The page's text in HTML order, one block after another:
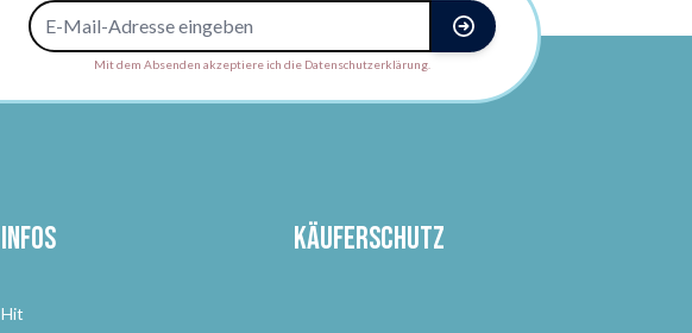
E-Mail-Adresse
Mit dem Absenden akzeptiere ich die Datenschutzerklärung.
Infos
Hit
Käuferschutz